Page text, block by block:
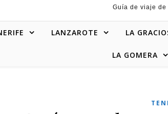
Guía de viaje
LANZAROTE LA
LA GOMERA